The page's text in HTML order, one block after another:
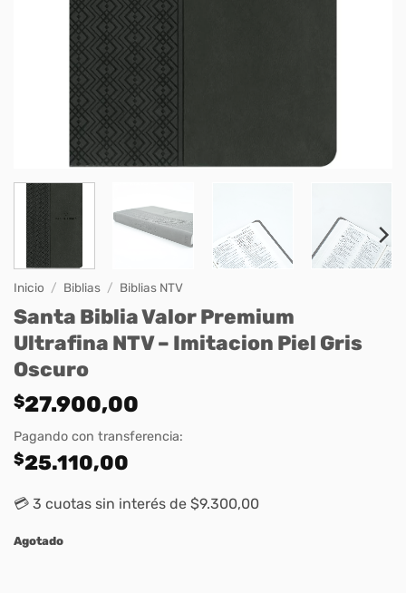
Inicio / Biblias / Biblias NTV
Santa Biblia Valor Premium
Ultrafina NTV – Imitacion Piel Gris
Oscuro
$27.900,00
Pagando con transferencia:
$25.110,00
💳 3 cuotas sin interés de $9.300,00
Agotado